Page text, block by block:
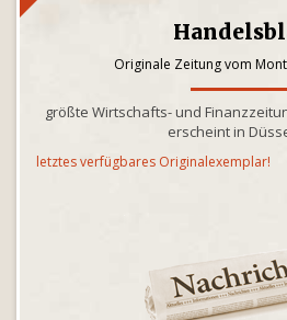
Originale Zeitung vom
größte Wirtschafts- und
erscheint in
letztes verfügbares Originalexemplar!